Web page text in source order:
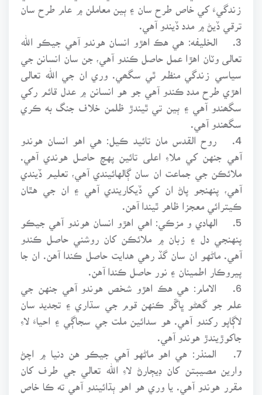
زندگيءَ کي خاص طرح سان ۽ ٻين معاملن ۾ عام طرح سان
ترقي ڏيڻ ۾ مدد ڏيندو آهي.
3. الخليفه: هي هڪ اهڙو انسان هوندو آهي جيڪو الله
تعالى وٽان اهڙا عمل حاصل ڪندو آهي، جن سان انسانن جي
سياسي زندگي منظم ٿي سگھي. وري ان جي الله تعالى
اهڙي طرح مدد ڪندو آهي جو هو انسانن ۾ عدل قائم رکي
سگھندو آهي ۽ ٻين تي ٿيندڙ ظلمن خلاف جنگ به ڪري
سگھندو آهي.
4. روح القدس مان تائيد ڪيل: هي اهو انسان هوندو
آهي جنهن کي ملاءِ اعلى تائين پهچ حاصل هوندي آهي.
ملائڪن جي جماعت ان سان ڳالهائيندي آهي، تعليم ڏيندي
آهي، پنهنجو پاڻ ان کي ڏيکاريندي آهي ۽ ان جي هٿان
ڪيترائي معجزا ظاهر ٿيندا آهن.
5. الهادي و مزڪي: اهي اهڙو انسان هوندو آهي جيڪو
پنهنجي دل ۽ زبان ۾ ملائڪن کان روشني حاصل ڪندو
آهي. ماڻهو ان سان گڏ رهي هدايت حاصل ڪندا آهن. ان جا
پيروڪار اطمينان ۽ نور حاصل ڪندا آهن.
6. الامام: هي هڪ اهڙو شخص هوندو آهي جنهن جي
علم جو گھڻو ڀاڱو ڪنهن قوم جي سڌاري ۽ تجديد سان
لاڳاپو رکندو آهي. هو سدائين ملت جي سجاڳي ۽ احياءَ لاءِ
جاکوڙيندڙ هوندو آهي.
7. المنذر: هي اهو ماڻهو آهي جيڪو هن دنيا ۾ اچڻ
وارين مصيبتن کان ڊيڄارڻ لاءِ الله تعالي جي طرف کان
مقرر هوندو آهي. يا وري هو اهو ٻڌائيندو آهي ته ڪا خاص